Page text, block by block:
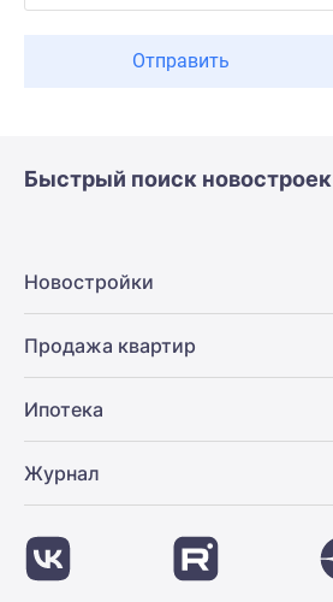
Отправить
Быстрый поиск новостроек
Новостройки
Продажа квартир
Ипотека
Журнал